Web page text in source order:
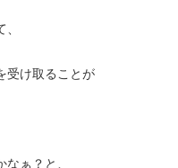
受け取ることが
ぁ？と、